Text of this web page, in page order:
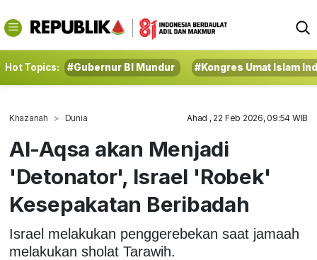
Hot Topics: #Gubernur BI Mundur #Kongres Umat Islam
Khazanah Dunia Ahad , 22 Feb 2026, 09:54 WIB
Al-Aqsa akan Menjadi
'Detonator', Israel 'Robek'
Kesepakatan Beribadah
Israel melakukan penggerebekan saat jamaah
melakukan sholat Tarawih.